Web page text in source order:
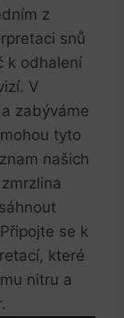
z
snů
k odhalení
V
zabýváme
tyto
našich‍
se k
které
nitru a